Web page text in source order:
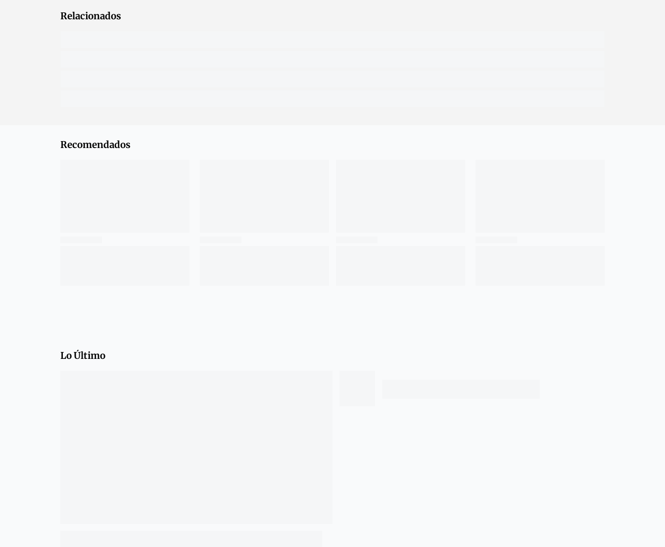
Relacionados
Recomendados
Lo Último